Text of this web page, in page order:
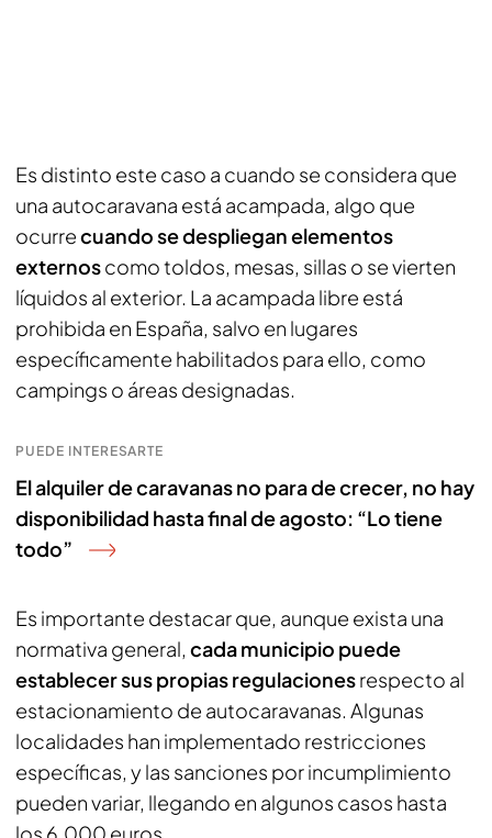
Es distinto este caso a cuando se considera que
una autocaravana está acampada, algo que
ocurrecuando se despliegan elementos
externoscomo toldos, mesas, sillas o se vierten
líquidos al exterior. La acampada libre está
prohibida en España, salvo en lugares
específicamente habilitados para ello, como
campings o áreas designadas.
PUEDE INTERESARTE
El alquiler de caravanas no para de crecer, no hay
disponibilidad hasta final de agosto: “Lo tiene
todo”
Es importante destacar que, aunque exista una
normativa general, cada municipio puede
establecer sus propias regulacionesrespecto al
estacionamiento de autocaravanas. Algunas
localidades han implementado restricciones
específicas, y las sanciones por incumplimiento
pueden variar, llegando en algunos casos hasta